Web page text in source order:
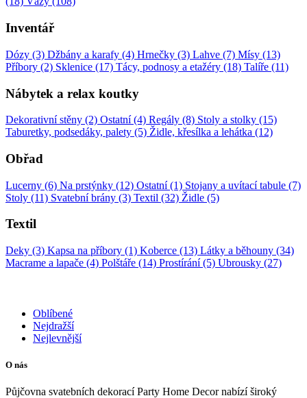
Inventář
Dózy (3) Džbány a karafy (4) Hrnečky (3) Lahve (7) Mísy (13)
Příbory (2) Sklenice (17) Tácy, podnosy a etažéry (18) Talíře (11)
Nábytek a relax koutky
Dekorativní stěny (2) Ostatní (4) Regály (8) Stoly a stolky (15)
Taburetky, podsedáky, palety (5) Židle, křesílka a lehátka (12)
Obřad
Lucerny (6) Na prstýnky (12) Ostatní (1) Stojany a uvítací tabule (7)
Stoly (11) Svatební brány (3) Textil (32) Židle (5)
Textil
Deky (3) Kapsa na příbory (1) Koberce (13) Látky a běhouny (34)
Macrame a lapače (4) Polštáře (14) Prostírání (5) Ubrousky (27)
Oblíbené
Nejdražší
Nejlevnější
O nás
Půjčovna svatebních dekorací Party Home Decor nabízí široký